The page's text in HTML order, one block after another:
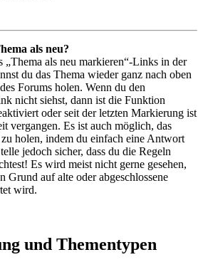
als neu?
als neu markieren“-Links in der
du das Thema wieder ganz nach oben
Forums holen. Wenn du den
nicht siehst, dann ist die Funktion
oder seit der letzten Markierung ist
vergangen. Es ist auch möglich, das
holen, indem du einfach eine Antwort
jedoch sicher, dass du die Regeln
Es wird meist nicht gerne gesehen,
Grund auf alte oder abgeschlossene
wird.
und Thementypen